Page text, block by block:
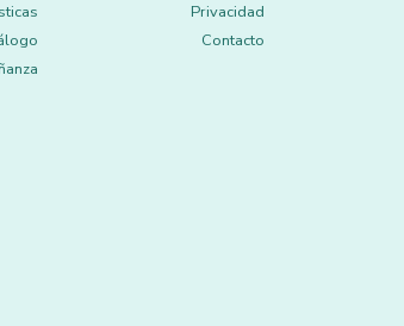
Privacidad
Contacto